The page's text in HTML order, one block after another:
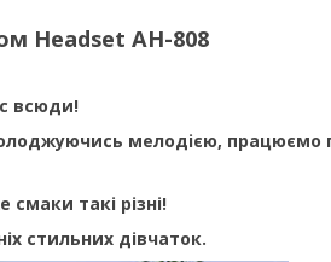
Headset AH-808
всюди!
мелодією, працюємо
такі різні!
стильних дівчаток.